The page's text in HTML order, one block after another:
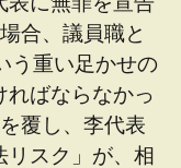
合、議員職と
う重い足かせの
ればならなかっ
覆し、李代表
リスク」が、相